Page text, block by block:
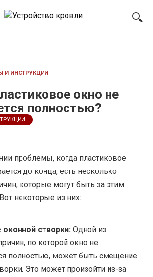
И ИНСТРУКЦИИ
окно не
полностью?
проблемы, когда пластиковое
до конца, есть несколько
которые могут быть за этим
некоторые из них:
створки: Одной из
по которой окно не
полностью, может быть смещение
Это может произойти из-за